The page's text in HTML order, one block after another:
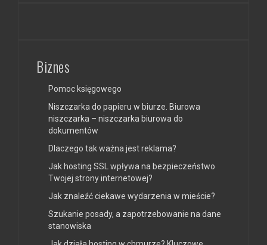
Biznes
Pomoc księgowego
Niszczarka do papieru w biurze. Biurowa
niszczarka – niszczarka biurowa do
dokumentów
Dlaczego tak ważna jest reklama?
Jak hosting SSL wpływa na bezpieczeństwo
Twojej strony internetowej?
Jak znaleźć ciekawe wydarzenia w mieście?
Szukanie posady, a zapotrzebowanie na dane
stanowiska